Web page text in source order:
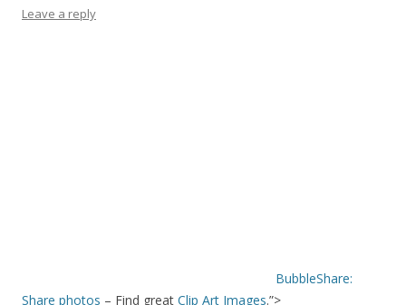
Leave a reply
BubbleShare:
Share photos – Find great Clip Art Images.”>